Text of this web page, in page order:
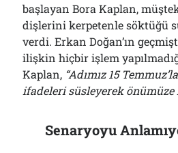
başlayan Bora Kaplan,
dişlerini kerpetenle söktüğü
verdi. Erkan Doğan’ın
ilişkin hiçbir işlem
Kaplan, “Adımız 15
ifadeleri süsleyerek önümüze
Senaryoyu